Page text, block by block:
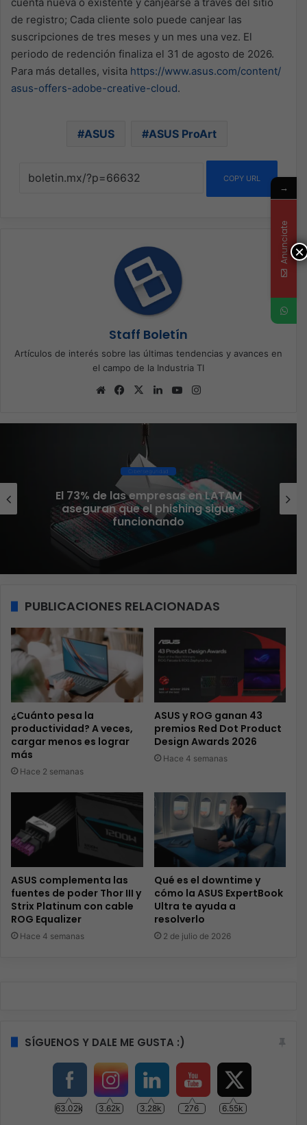
cuenta nueva o existente y canjearse a través del sitio
de registro; Cada cliente solo puede canjear las
suscripciones de tres meses y un mes una vez. El
periodo de redención finaliza el 31 de agosto de 2026.
Para más detalles, visita https://www.asus.com/content/
asus-offers-adobe-creative-cloud.
ASUS ASUS ProArt
COPY URL
Staff Boletín
Artículos de interés sobre las últimas tendencias y avances en
el campo de la Industria TI
Sitio
Facebook
X LinkedInYouTube
Software
Red Hat anuncia a Sinuhé Sánchez
como nuevo Chief Architect para el
norte de LATAM
PUBLICACIONES RELACIONADAS
¿Cuánto pesa la
productividad? A veces,
cargar menos es lograr
más
Hace 2 semanas
ASUS y ROG ganan 43
premios Red Dot Product
Design Awards 2026
Hace 4 semanas
ASUS complementa las
fuentes de poder Thor III y
Strix Platinum con cable
ROG Equalizer
Hace 4 semanas
Qué es el downtime y
cómo la ASUS ExpertBook
Ultra te ayuda a
resolverlo
2 de julio de 2026
SÍGUENOS Y DALE ME GUSTA :)
63.02k 3.62k 3.28k 276 6.55k
×
→
Anunciate